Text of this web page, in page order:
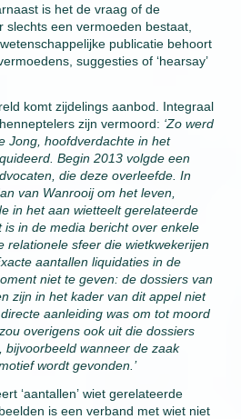
is het de vraag of de
slechts een vermoeden bestaat,
publicatie behoort
suggesties of ‘hearsay’
komt zijdelings aanbod. Integraal
zijn vermoord: ‘Zo werd
Jong, hoofdverdachte in het
Begin 2013 volgde een
die deze overleefde. In
van Wanrooij om het leven,
in het aan wietteelt gerelateerde
in de media bericht over enkele
relationele sfeer die wietkwekerijen
aantallen liquidaties in de
niet te geven: de dossiers van
zijn in het kader van dit appel niet
aanleiding was om tot moord
overigens ook uit die dossiers
bijvoorbeeld wanneer de zaak
wordt gevonden.’
‘aantallen’ wiet gerelateerde
is een verband met wiet niet